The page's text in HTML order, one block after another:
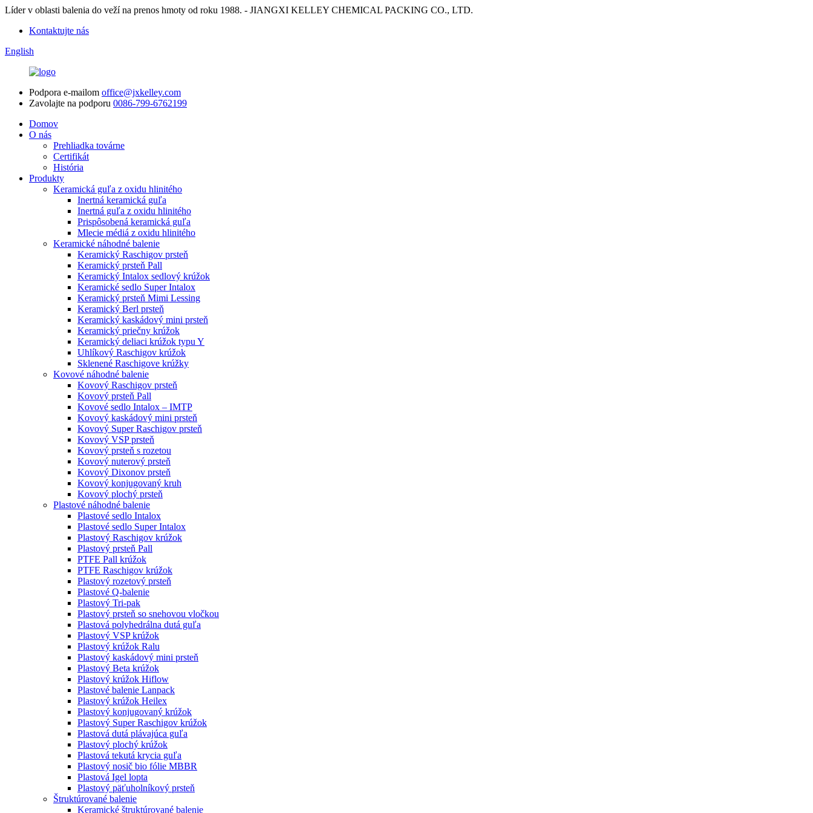
Líder v oblasti balenia do veží na prenos hmoty od roku 1988. - JIANGXI KELLEY CHEMICAL PACKING CO., LTD.
Kontaktujte nás
English
Podpora e-mailom office@jxkelley.com
Zavolajte na podporu 0086-799-6762199
Domov
O nás
Prehliadka továrne
Certifikát
História
Produkty
Keramická guľa z oxidu hlinitého
Inertná keramická guľa
Inertná guľa z oxidu hlinitého
Prispôsobená keramická guľa
Mlecie médiá z oxidu hlinitého
Keramické náhodné balenie
Keramický Raschigov prsteň
Keramický prsteň Pall
Keramický Intalox sedlový krúžok
Keramické sedlo Super Intalox
Keramický prsteň Mimi Lessing
Keramický Berl prsteň
Keramický kaskádový mini prsteň
Keramický priečny krúžok
Keramický deliaci krúžok typu Y
Uhlíkový Raschigov krúžok
Sklenené Raschigove krúžky
Kovové náhodné balenie
Kovový Raschigov prsteň
Kovový prsteň Pall
Kovové sedlo Intalox – IMTP
Kovový kaskádový mini prsteň
Kovový Super Raschigov prsteň
Kovový VSP prsteň
Kovový prsteň s rozetou
Kovový nuterový prsteň
Kovový Dixonov prsteň
Kovový konjugovaný kruh
Kovový plochý prsteň
Plastové náhodné balenie
Plastové sedlo Intalox
Plastové sedlo Super Intalox
Plastový Raschigov krúžok
Plastový prsteň Pall
PTFE Pall krúžok
PTFE Raschigov krúžok
Plastový rozetový prsteň
Plastové Q-balenie
Plastový Tri-pak
Plastový prsteň so snehovou vločkou
Plastová polyhedrálna dutá guľa
Plastový VSP krúžok
Plastový krúžok Ralu
Plastový kaskádový mini prsteň
Plastový Beta krúžok
Plastový krúžok Hiflow
Plastové balenie Lanpack
Plastový krúžok Heilex
Plastový konjugovaný krúžok
Plastový Super Raschigov krúžok
Plastová dutá plávajúca guľa
Plastový plochý krúžok
Plastová tekutá krycia guľa
Plastový nosič bio fólie MBBR
Plastová Igel lopta
Plastový päťuholníkový prsteň
Štruktúrované balenie
Keramické štruktúrované balenie